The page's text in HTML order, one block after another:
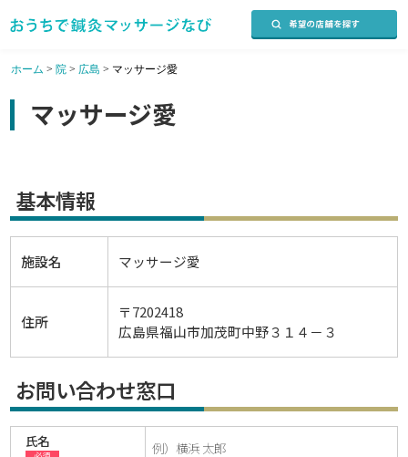
ホーム > 院> 広島 > マッサージ愛
マッサージ愛
基本情報
施設名 マッサージ愛
住所
〒7202418
広島県福山市加茂町中野３１４－３
お問い合わせ窓口
氏名